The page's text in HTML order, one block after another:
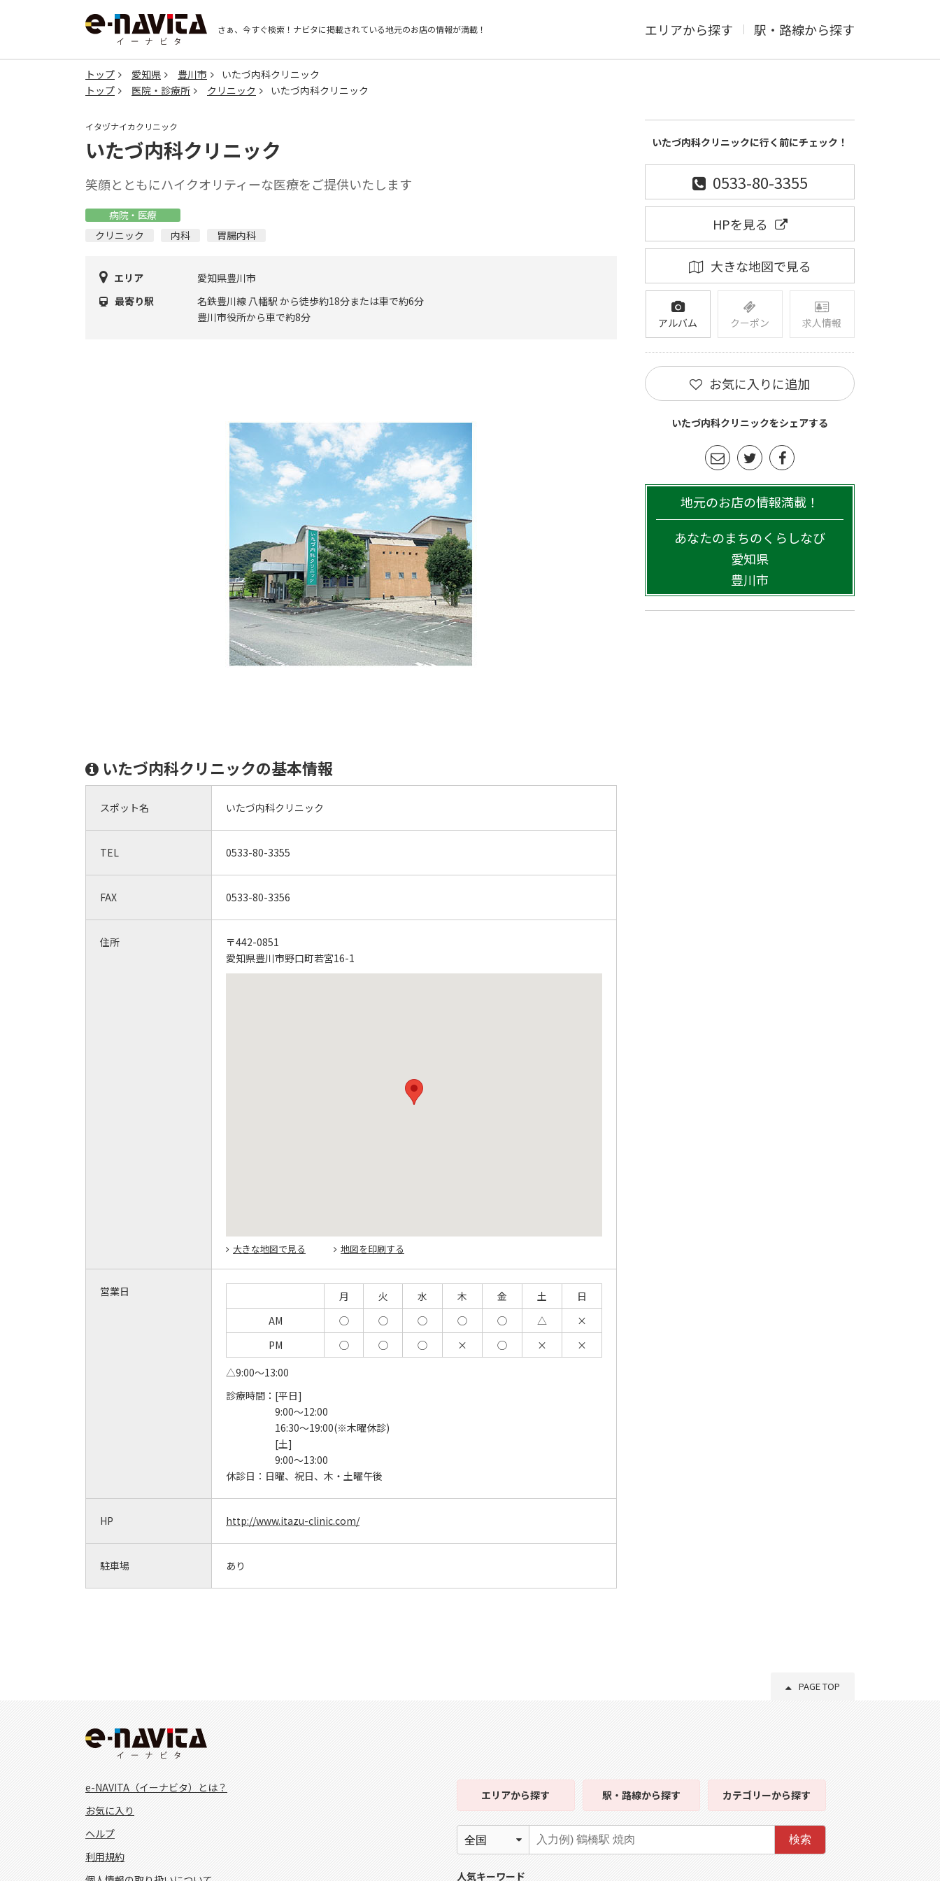
さぁ、今すぐ検索！ ナビタに掲載されている地元のお店の情報が満載！ エリアから探す 駅・路線から探す
トップ 愛知県 豊川市
いたづ内科クリニック
トップ
医院・診療所 クリニック いたづ内科クリニック
イタヅナイカクリニック
いたづ内科クリニック
笑顔とともにハイクオリティーな医療をご提供いたします
病院・医療
クリニック
内科 胃腸内科
エリア
愛知県豊川市
最寄り駅
名鉄豊川線 八幡駅 から徒歩約18分または車で約6分
豊川市役所から車で約8分
いたづ内科クリニックの基本情報
スポット名 いたづ内科クリニック
TEL 0533-80-3355
FAX 0533-80-3356
住所
〒442-0851
愛知県豊川市野口町若宮16-1
大きな地図で見る 地図を印刷する
営業日 月 火 水 木 金 土
日
AM
◯ ◯ ◯ ◯ ◯ △
×
PM
◯ ◯ ◯ × ◯ ×
×
△9:00～13:00
診療時間： [平日]
9:00～12:00
16:30～19:00(※木曜休診)
[土]
9:00～13:00
休診日： 日曜、祝日、木・土曜午後
HP http://www.itazu-clinic.com/
駐車場 あり
いたづ内科クリニックに行く前にチェック！
0533-80-3355
HPを見る
大きな地図で見る
アルバム クーポン 求人情報
お気に入りに追加
いたづ内科クリニックをシェアする
地元のお店の情報満載！
あなたのまちのくらしなび
愛知県
豊川市
PAGE TOP
e-NAVITA（イーナビタ）とは？
お気に入り
ヘルプ
利用規約
エリアから探す 駅・路線から探す カテゴリーから探す
検索
人気キーワード